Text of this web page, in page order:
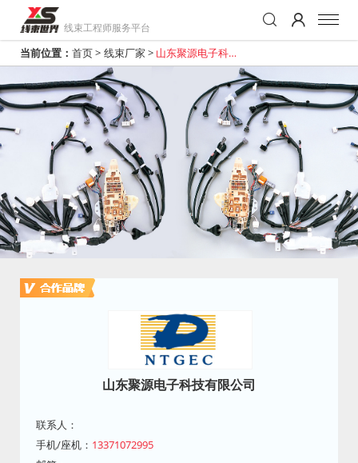
线束工程师服务平台
当前位置： 首页> 线束厂家 > 山东聚源电子科技
山东聚源电子科技有限公司
联系人：
手机/座机： 13371072995